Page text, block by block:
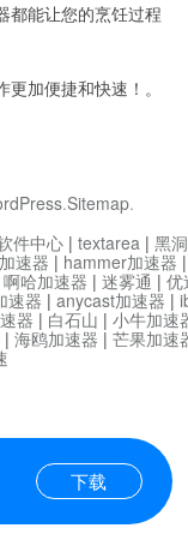
能让您的烹饪过程
加便捷和快速！。
.Sitemap.
下载
件中心 | textarea | 黑
速器 | hammer加速器
啊哈加速器 | 迷雾通 | 优
速器 | anycast加速器 |
器 | 白石山 | 小牛加速
| 海鸥加速器 | 芒果加速